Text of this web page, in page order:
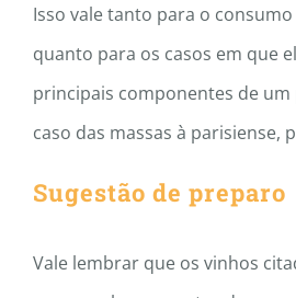
Isso vale tanto para o
quanto para os casos em que
principais componentes de
caso das massas à parisiense,
Sugestão de preparo
Vale lembrar que os vinhos